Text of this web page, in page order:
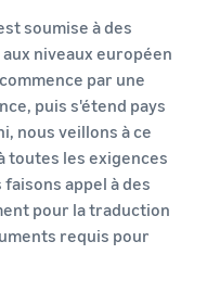
soumise à des
niveaux européen
par une
puis s'étend pays
nous veillons à ce
toutes les exigences
appel à des
pour la traduction
requis pour